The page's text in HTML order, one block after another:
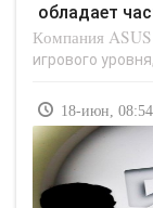
обладает
Компания
игрового
18-июн, 08:54